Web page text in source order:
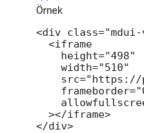
Örnek
<div
  <iframe
    height="498"
    width="510"
  ></iframe>
</div>